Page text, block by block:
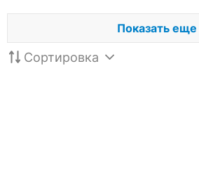
Показать еще
Сортировка